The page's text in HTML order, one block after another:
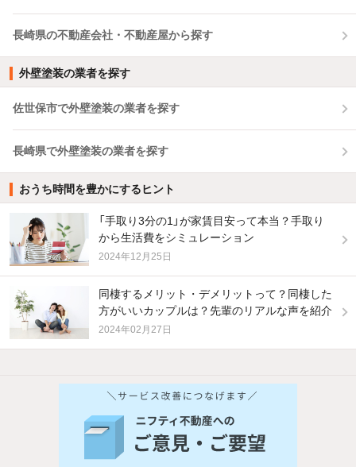
長崎県の不動産会社・不動産屋から探す
外壁塗装の業者を探す
佐世保市で外壁塗装の業者を探す
長崎県で外壁塗装の業者を探す
おうち時間を豊かにするヒント
「手取り3分の1」が家賃目安って本当？手取り
から生活費をシミュレーション
2024年12月25日
同棲するメリット・デメリットって？同棲した
方がいいカップルは？先輩のリアルな声を紹介
2024年02月27日
他の人はこんな条件で絞り込んでいます！
バス・トイレ別 2階以上